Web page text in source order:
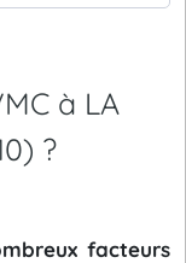
à LA
?
facteurs